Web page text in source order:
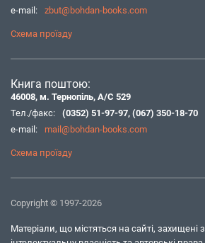
e-mail:
zbut@bohdan-books.com
Схема проїзду
Книга поштою:
46008, м. Тернопіль, А/С 529
Тел./факс:
(0352) 51-97-97, (067) 350-18-70
e-mail:
mail@bohdan-books.com
Схема проїзду
Copyright © 1997-2026
Матеріали, що містяться на сайті, захищені